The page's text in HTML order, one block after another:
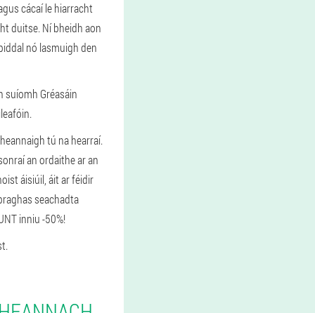
cácaí le hiarracht
duitse. Ní bheidh aon
nó lasmuigh den
suíomh Gréasáin
tú na hearraí.
an ordaithe ar an
áisiúil, áit ar féidir
seachadta
inniu -50%!